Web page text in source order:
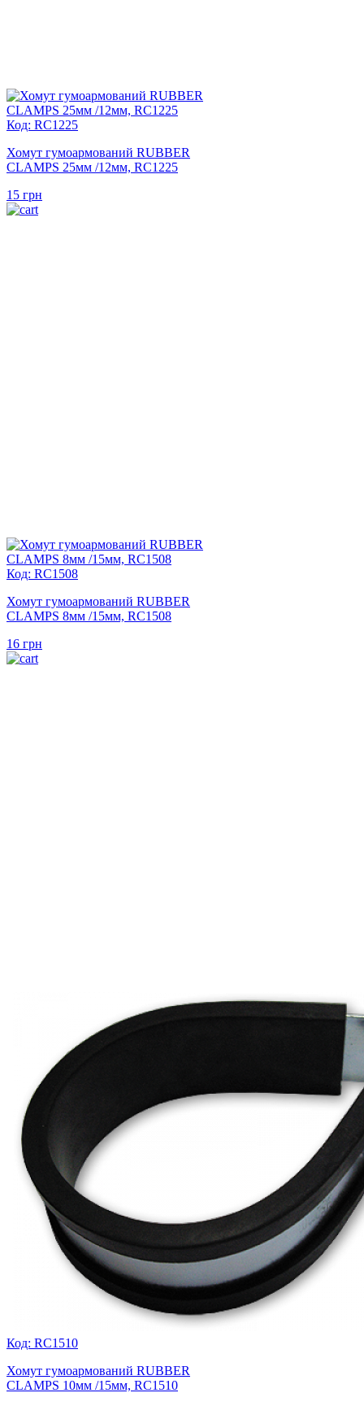
Код: RC1225
Хомут гумоармований RUBBER
CLAMPS 25мм /12мм, RC1225
15 грн
Код: RC1508
Хомут гумоармований RUBBER
CLAMPS 8мм /15мм, RC1508
16 грн
Код: RC1510
Хомут гумоармований RUBBER
CLAMPS 10мм /15мм, RC1510